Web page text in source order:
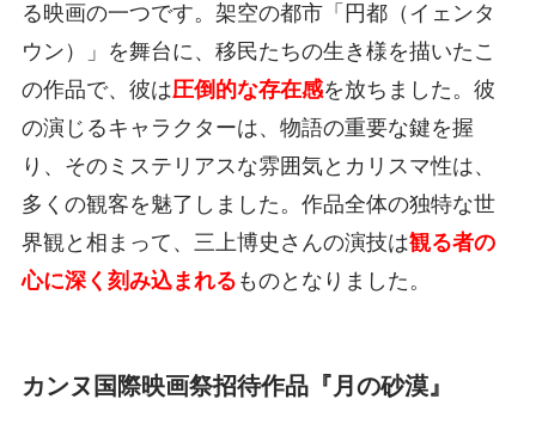
る映画の一つです。架空の都市「円都（イェンタ
ウン）」を舞台に、移民たちの生き様を描いたこ
の作品で、彼は圧倒的な存在感を放ちました。彼
の演じるキャラクターは、物語の重要な鍵を握
り、そのミステリアスな雰囲気とカリスマ性は、
多くの観客を魅了しました。作品全体の独特な世
界観と相まって、三上博史さんの演技は観る者の
心に深く刻み込まれる ものとなりました。
カンヌ国際映画祭招待作品『月の砂漠』